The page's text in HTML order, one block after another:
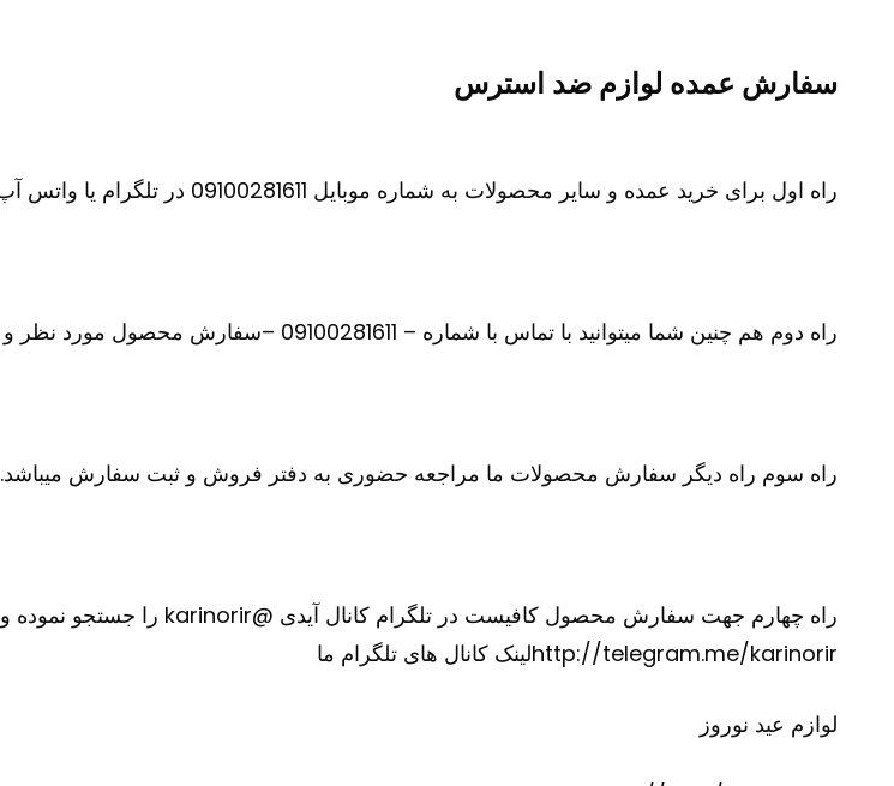
سفارش عمده لوازم ضد استرس
راه اول برای خرید عمده و سایر محصولات به شماره موبایل 09100281611 در تلگرام یا واتس آپ پیام دهید.
راه دوم هم چنین شما میتوانید با تماس با شماره – 09100281611 –سفارش محصول مورد نظر و سایر محصولات خود را بازگو نمایید
راه سوم راه دیگر سفارش محصولات ما مراجعه حضوری به دفتر فروش و ثبت سفارش میباشد.
http://telegram.me/karinorirلینک کانال های تلگرام ما
لوازم عید نوروز